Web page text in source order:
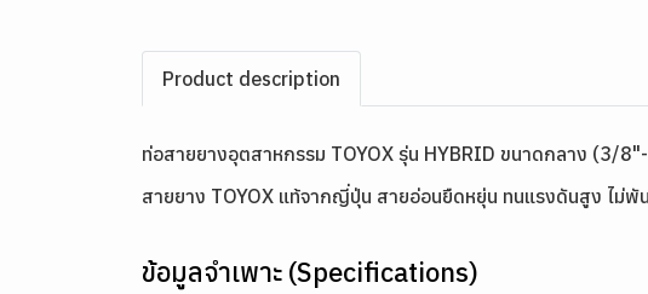
Product description
ท่อสายยางอุตสาหกรรม TOYOX รุ่น HYBRID ขนาดกลาง (3/
สายยาง TOYOX แท้จากญี่ปุ่น สายอ่อนยืดหยุ่น ทนแรงดันสูง ไม่
ข้อมูลจำเพาะ (Specifications)